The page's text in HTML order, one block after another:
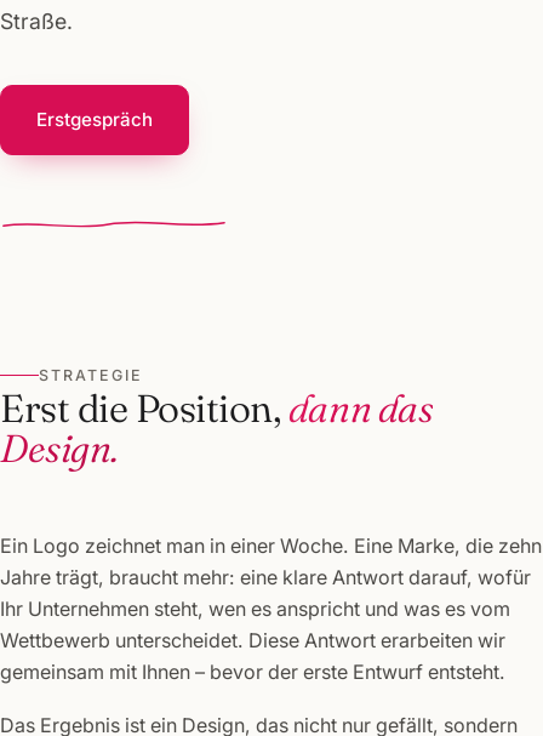
Straße.
Erstgespräch
STRATEGIE
Erst die Position,dann das
Design.
Ein Logo zeichnet man in einer Woche. Eine Marke, die zehn
Jahre trägt, braucht mehr: eine klare Antwort darauf, wofür
Ihr Unternehmen steht, wen es anspricht und was es vom
Wettbewerb unterscheidet. Diese Antwort erarbeiten wir
gemeinsam mit Ihnen – bevor der erste Entwurf entsteht.
Das Ergebnis ist ein Design, das nicht nur gefällt, sondern